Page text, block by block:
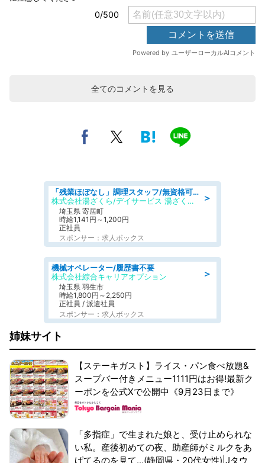
全てのコメントを見る
＞
「残業ほぼなし」調理スタッフ/無資格可/正職員/日勤のみ/デイサービス/社会保障完備
株式会社湯ざくら/デイサービス 湯ざくらケアリゾート
埼玉県 寄居町
時給1,141円～1,200円
正社員
スポンサー：求人ボックス
＞
機械オペレーター/履歴書不要
株式会社綜合キャリアオプション
埼玉県 羽生市
時給1,800円～2,250円
正社員 / 派遣社員
スポンサー：求人ボックス
姉妹サイト
【ステーキガスト】ライス・パン食べ放題&
スープバー付きメニュー1111円はお得!最新ク
ーポンを公式Xで公開中《9月23日まで》
「多指症」で生まれた娘と、受け止められな
い私。産後初めての夜、助産師がミルクをあ
げてるのを見て...(静岡県・20代女性)|Jタウ